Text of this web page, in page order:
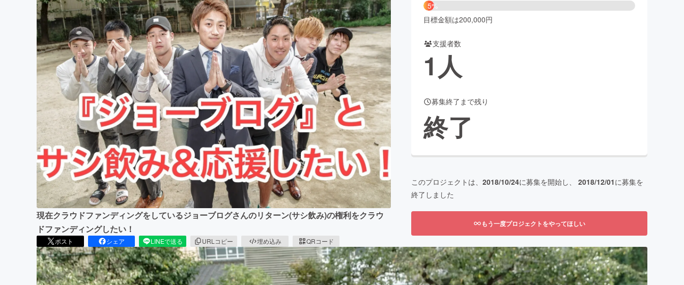
映像・映画 書籍・雑誌出版 アニメ・漫画
ビジネス・起業 チャレンジ ビューティー・ヘルスケア
まちづくり・地域活性化
CAMPFIRE for Social GoodCAMPFIRE Creation
CAMPFIREふるさと納税machi-ya
現在クラウドファンディングをしているジョーブログさんのリターン(サシ飲み)の権利をクラウ
ドファンディングしたい！
ポスト シェア LINEで送る URLコピー 埋め込み QRコード
5%
目標金額は200,000円
支援者数
1人
募集終了まで残り
終了
このプロジェクトは、 2018/10/24に募集を開始し、 2018/12/01に募集を
終了しました
もう一度プロジェクトをやってほしい